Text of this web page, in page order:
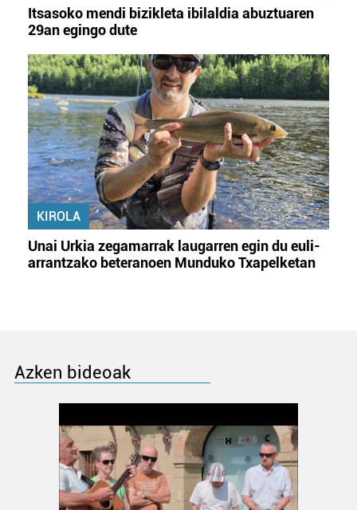
Itsasoko mendi bizikleta ibilaldia abuztuaren
29an egingo dute
KIROLA
Unai Urkia zegamarrak laugarren egin du euli-
arrantzako beteranoen Munduko Txapelketan
Azken bideoak